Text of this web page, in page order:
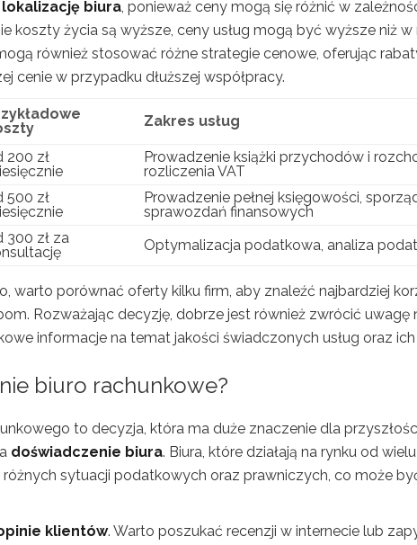
lokalizację biura, ponieważ ceny mogą się różnić w
koszty życia są wyższe, ceny usług mogą być wyższe niż w
również stosować różne strategie cenowe, oferując
cenie w przypadku dłuższej współpracy.
Zakres usług
200 zł
Prowadzenie książki przychodów i
rozliczenia VAT
500 zł
Prowadzenie pełnej księgowości,
sprawozdań finansowych
300 zł za
Optymalizacja podatkowa, analiza
warto porównać oferty kilku firm, aby znaleźć najbardziej
Rozważając decyzję, dobrze jest również zwrócić uwagę
informacje na temat jakości świadczonych usług oraz
biuro rachunkowe?
to decyzja, która ma duże znaczenie dla
doświadczenie biura. Biura, które działają na rynku od
różnych sytuacji podatkowych oraz prawniczych, co może
klientów. Warto poszukać recenzji w internecie lub